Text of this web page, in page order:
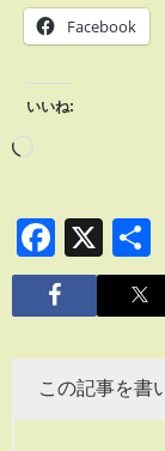
Facebook
いいね:
X
この記事を書